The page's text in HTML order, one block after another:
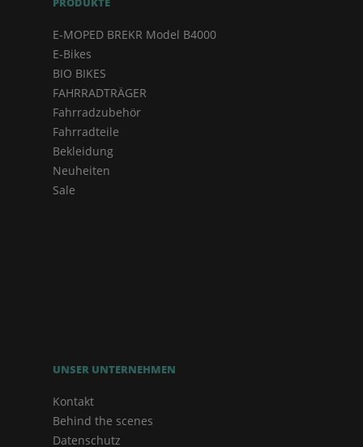
E-MOPED BREKR Model B4000
E-Bikes
BIO BIKES
FAHRRADTRÄGER
Fahrradzubehör
Fahrradteile
Bekleidung
Neuheiten
Sale
UNSER UNTERNEHMEN
Kontakt
Behind the scenes
Datenschutz